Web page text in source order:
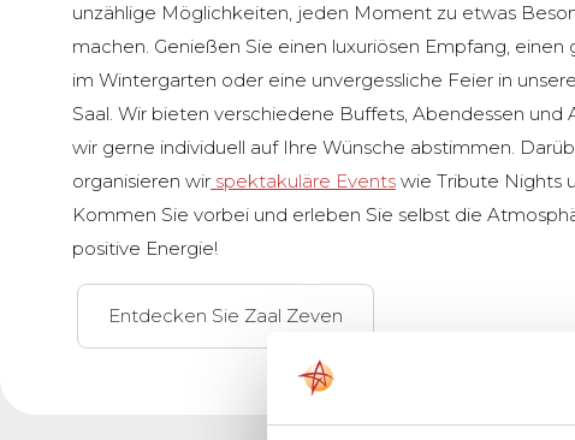
unzählige Möglichkeiten, jeden Moment zu etwas
machen. Genießen Sie einen luxuriösen Empfang,
im Wintergarten oder eine unvergessliche Feier in
Saal. Wir bieten verschiedene Buffets, Abendessen und
wir gerne individuell auf Ihre Wünsche abstimmen.
organisieren wir spektakuläre Events wie Tribute Nights
Kommen Sie vorbei und erleben Sie selbst die
positive Energie!
Entdecken Sie Zaal Zeven